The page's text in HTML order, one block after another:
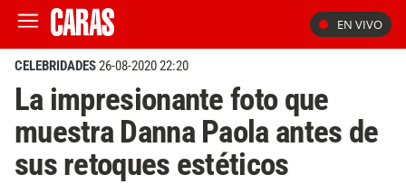
EN VIVO
CELEBRIDADES26-08-2020 22:20
La impresionante foto que
muestra Danna Paola antes de
sus retoques estéticos